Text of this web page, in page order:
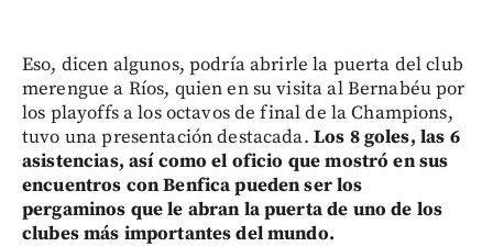
Eso, dicen algunos, podría abrirle la puerta del club
merengue a Ríos, quien en su visita al Bernabéu por
los playoffs a los octavos de final de la Champions,
tuvo una presentación destacada. Los 8 goles, las 6
asistencias, así como el oficio que mostró en sus
encuentros con Benfica pueden ser los
pergaminos que le abran la puerta de uno de los
clubes más importantes del mundo.